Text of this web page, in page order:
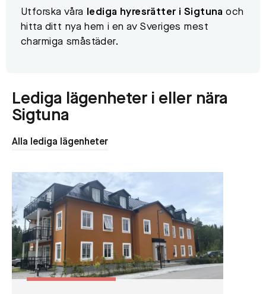
Utforska våra lediga hyresrätter i Sigtuna och
hitta ditt nya hem i en av Sveriges mest
charmiga småstäder.
Lediga lägenheter i eller nära
Sigtuna
Alla lediga lägenheter